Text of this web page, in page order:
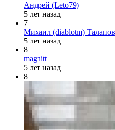
Андрей (Leto79)
5 лет назад
7
Михаил (diablotm) Талапов
5 лет назад
8
magnitt
5 лет назад
8